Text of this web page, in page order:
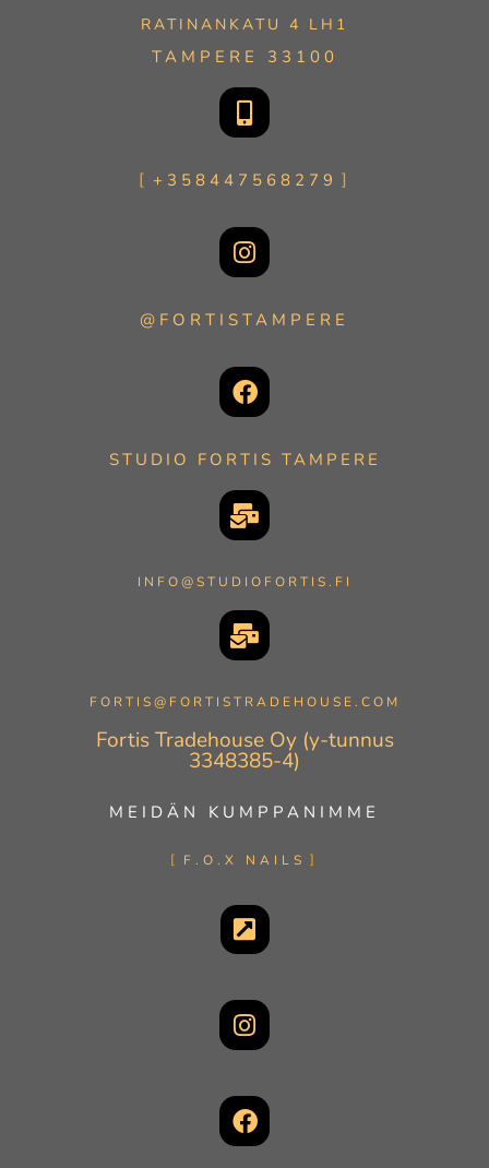
RATINANKATU 4 LH1
TAMPERE 33100
+358447568279
@FORTISTAMPERE
STUDIO FORTIS TAMPERE
INFO@STUDIOFORTIS.FI
FORTIS@FORTISTRADEHOUSE.COM
Fortis Tradehouse Oy (y-tunnus
3348385-4)
MEIDÄN KUMPPANIMME
F.O.X NAILS